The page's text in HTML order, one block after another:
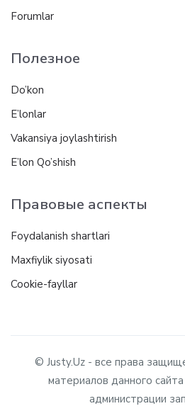
Forumlar
Полезное
Do’kon
E’lonlar
Vakansiya joylashtirish
E’lon Qo’shish
Правовые аспекты
Foydalanish shartlari
Maxfiylik siyosati
Cookie-fayllar
© Justy.Uz - все права
материалов данного
администрации